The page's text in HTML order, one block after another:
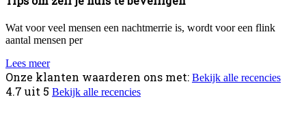
Wat voor veel mensen een nachtmerrie is, wordt voor een flink
aantal mensen per
Lees meer
Onze klanten waarderen ons met: Bekijk alle recencies
4.7 uit 5 Bekijk alle recencies